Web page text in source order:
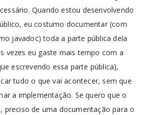
Quando estou desenvolvendo
eu costumo documentar (com
javadoc) toda a parte pública dela
vezes eu gaste mais tempo com a
escrevendo essa parte pública),
tudo o que vai acontecer, sem que
a implementação. Se quero que o
preciso de uma documentação para o